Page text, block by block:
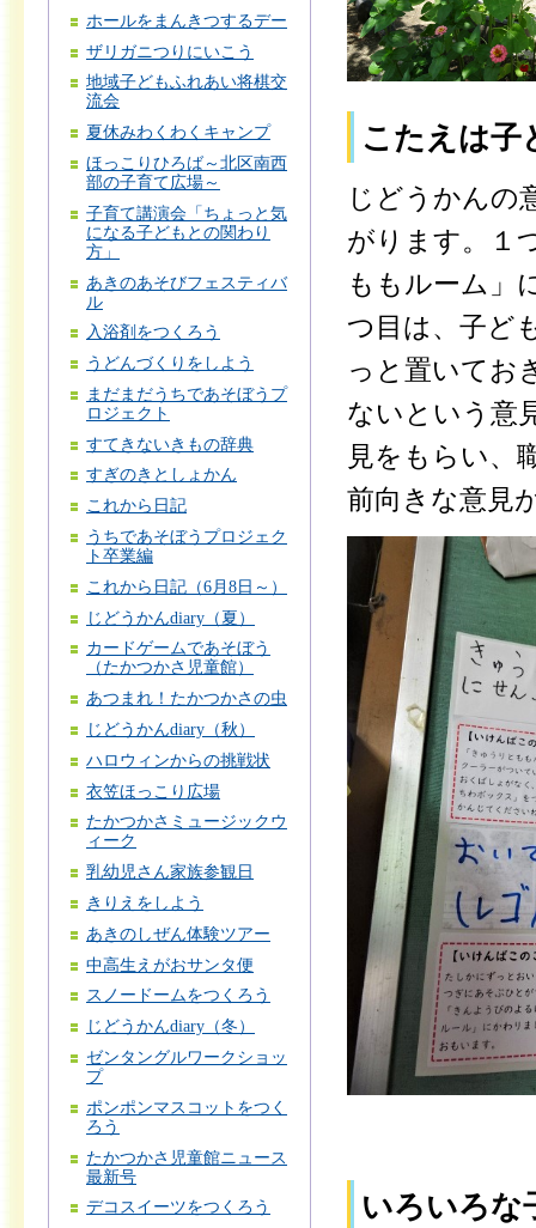
ホールをまんきつするデー
ザリガニつりにいこう
地域子どもふれあい将棋交
流会
夏休みわくわくキャンプ
ほっこりひろば～北区南西
部の子育て広場～
子育て講演会「ちょっと気
になる子どもとの関わり
方」
あきのあそびフェスティバ
ル
入浴剤をつくろう
うどんづくりをしよう
まだまだうちであそぼうプ
ロジェクト
すてきないきもの辞典
すぎのきとしょかん
これから日記
うちであそぼうプロジェク
ト卒業編
これから日記（6月8日～）
じどうかんdiary（夏）
カードゲームであそぼう
（たかつかさ児童館）
あつまれ！たかつかさの虫
じどうかんdiary（秋）
ハロウィンからの挑戦状
衣笠ほっこり広場
たかつかさミュージックウ
ィーク
乳幼児さん家族参観日
きりえをしよう
あきのしぜん体験ツアー
中高生えがおサンタ便
スノードームをつくろう
じどうかんdiary（冬）
ゼンタングルワークショッ
プ
ポンポンマスコットをつく
ろう
たかつかさ児童館ニュース
最新号
デコスイーツをつくろう
こたえは子
じどうかんの
がります。１
ももルーム」
つ目は、子ど
っと置いてお
ないという意
見をもらい、
前向きな意見
いろいろな